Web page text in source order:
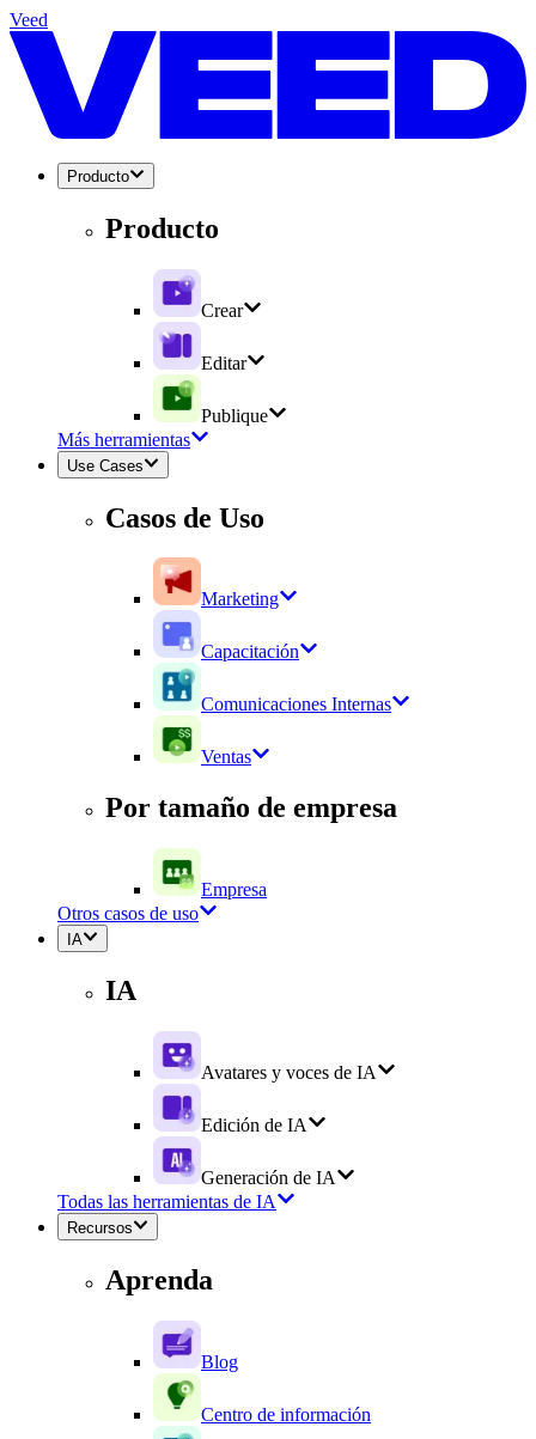
Veed
Producto
Producto
Crear
Editar
Publique
Más herramientas
Use Cases
Casos de Uso
Marketing
Capacitación
Comunicaciones Internas
Ventas
Por tamaño de empresa
Empresa
Otros casos de uso
IA
IA
Avatares y voces de IA
Edición de IA
Generación de IA
Todas las herramientas de IA
Recursos
Aprenda
Blog
Centro de información